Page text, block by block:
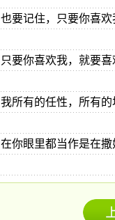
也要记住，只要你喜欢
只要你喜欢我，就要喜
我所有的任性，所有的
在你眼里都当作是在